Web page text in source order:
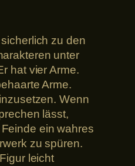
zu den
unter
hat vier Arme.
Arme.
Wenn
lässt,
ein wahres
zu spüren.
leicht